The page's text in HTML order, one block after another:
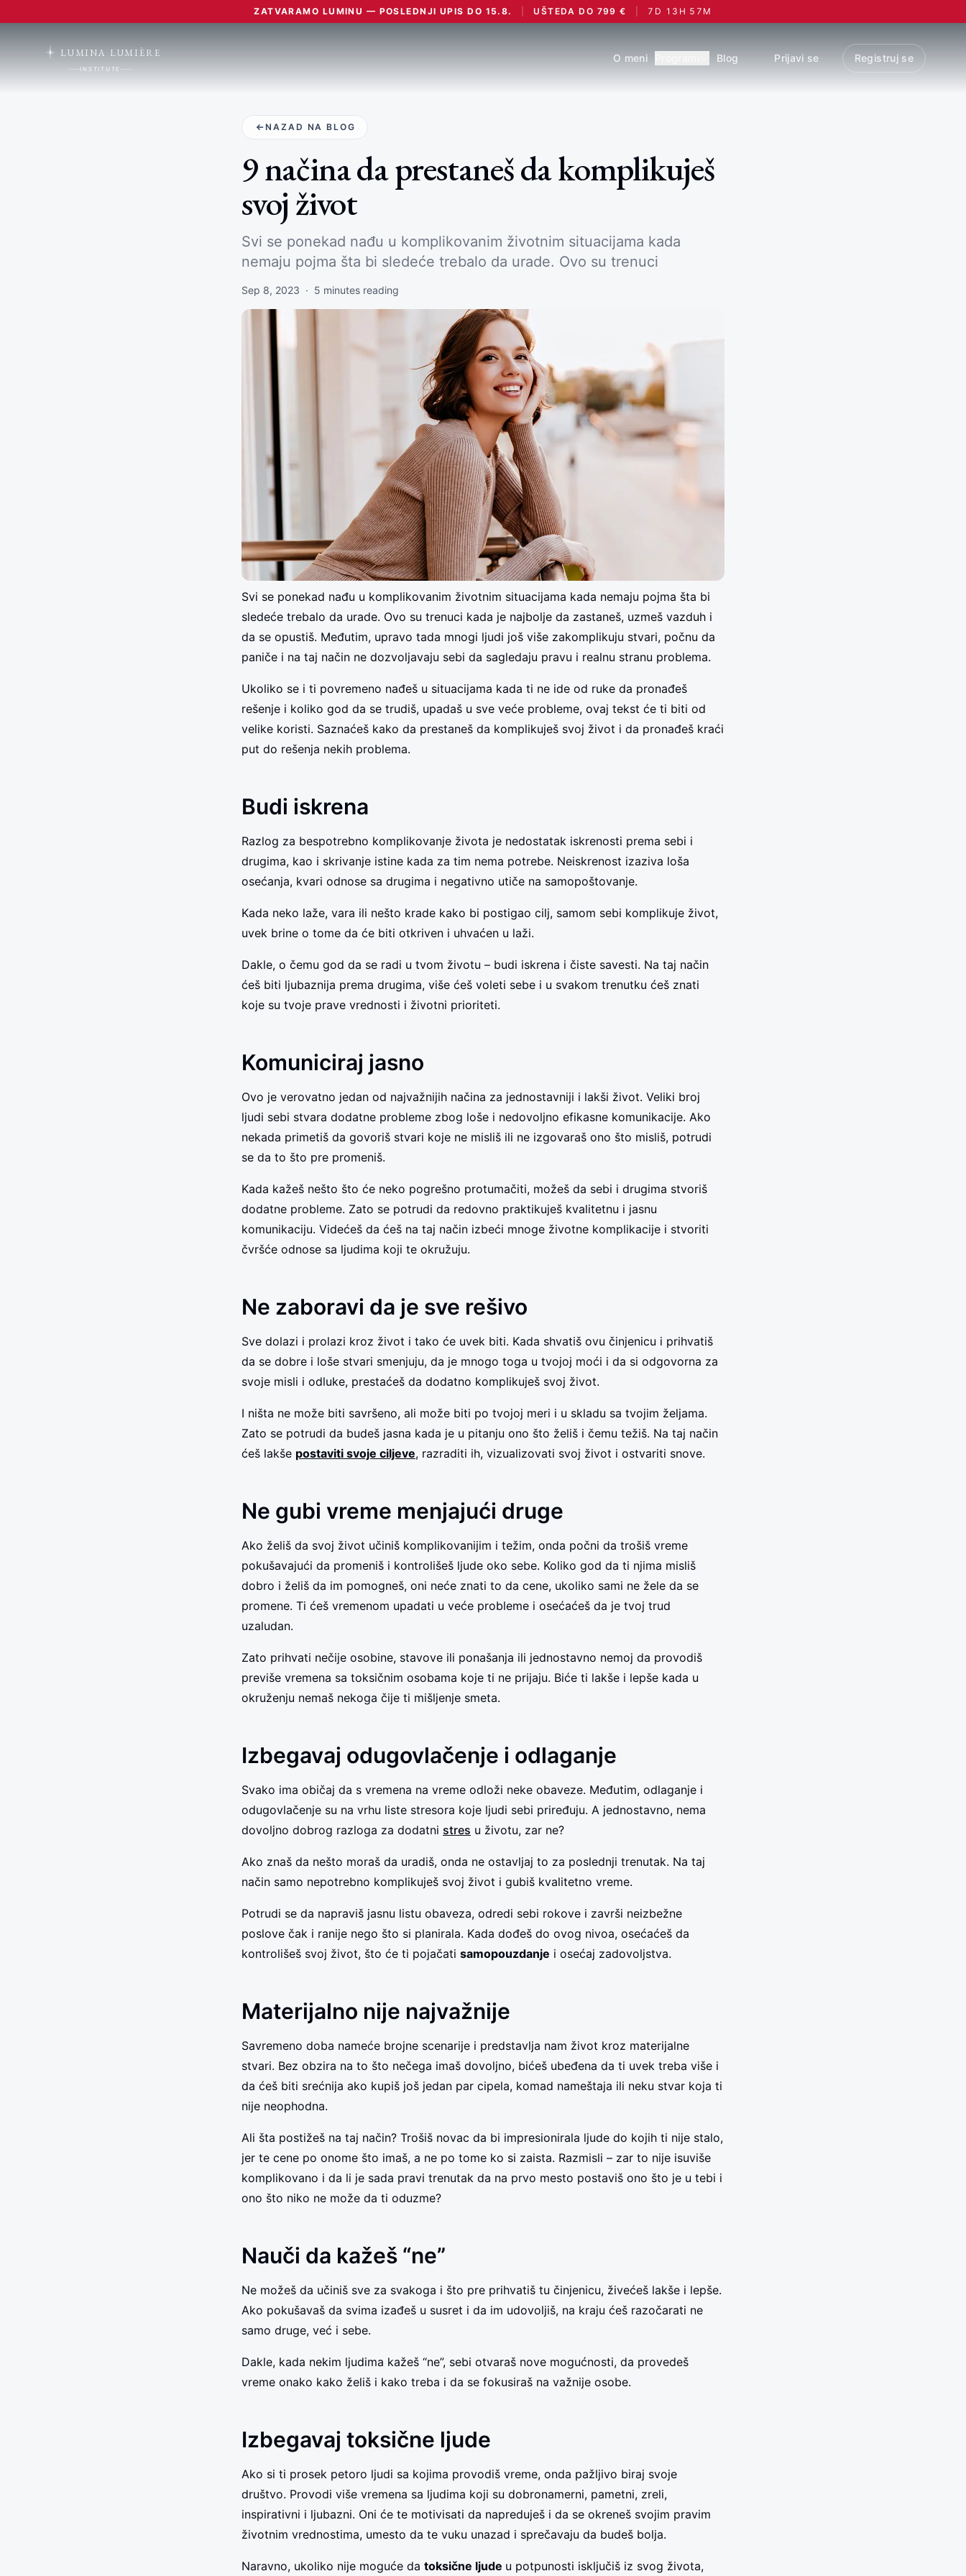
ZATVARAMO LUMINU — POSLEDNJI UPIS DO 15.8. UŠTEDA DO 799 € 7 D 13 H 57 M
LUMINA LUMIÈRE
INSTITUTE
O meni Blog Prijavi se Registruj se
NAZAD NA BLOG
9 načina da prestaneš da komplikuješ
svoj život
Svi se ponekad nađu u komplikovanim životnim situacijama kada
nemaju pojma šta bi sledeće trebalo da urade. Ovo su trenuci
Sep 8, 2023 · 5 minutes reading
Svi se ponekad nađu u komplikovanim životnim situacijama kada nemaju pojma šta bi
sledeće trebalo da urade. Ovo su trenuci kada je najbolje da zastaneš, uzmeš vazduh i
da se opustiš. Međutim, upravo tada mnogi ljudi još više zakomplikuju stvari, počnu da
paniče i na taj način ne dozvoljavaju sebi da sagledaju pravu i realnu stranu problema.
Ukoliko se i ti povremeno nađeš u situacijama kada ti ne ide od ruke da pronađeš
rešenje i koliko god da se trudiš, upadaš u sve veće probleme, ovaj tekst će ti biti od
velike koristi. Saznaćeš kako da prestaneš da komplikuješ svoj život i da pronađeš kraći
put do rešenja nekih problema.
Budi iskrena
Razlog za bespotrebno komplikovanje života je nedostatak iskrenosti prema sebi i
drugima, kao i skrivanje istine kada za tim nema potrebe. Neiskrenost izaziva loša
osećanja, kvari odnose sa drugima i negativno utiče na samopoštovanje.
Kada neko laže, vara ili nešto krade kako bi postigao cilj, samom sebi komplikuje život,
uvek brine o tome da će biti otkriven i uhvaćen u laži.
Dakle, o čemu god da se radi u tvom životu – budi iskrena i čiste savesti. Na taj način
ćeš biti ljubaznija prema drugima, više ćeš voleti sebe i u svakom trenutku ćeš znati
koje su tvoje prave vrednosti i životni prioriteti.
Komuniciraj jasno
Ovo je verovatno jedan od najvažnijih načina za jednostavniji i lakši život. Veliki broj
ljudi sebi stvara dodatne probleme zbog loše i nedovoljno efikasne komunikacije. Ako
nekada primetiš da govoriš stvari koje ne misliš ili ne izgovaraš ono što misliš, potrudi
se da to što pre promeniš.
Kada kažeš nešto što će neko pogrešno protumačiti, možeš da sebi i drugima stvoriš
dodatne probleme. Zato se potrudi da redovno praktikuješ kvalitetnu i jasnu
komunikaciju. Videćeš da ćeš na taj način izbeći mnoge životne komplikacije i stvoriti
čvršće odnose sa ljudima koji te okružuju.
Ne zaboravi da je sve rešivo
Sve dolazi i prolazi kroz život i tako će uvek biti. Kada shvatiš ovu činjenicu i prihvatiš
da se dobre i loše stvari smenjuju, da je mnogo toga u tvojoj moći i da si odgovorna za
svoje misli i odluke, prestaćeš da dodatno komplikuješ svoj život.
I ništa ne može biti savršeno, ali može biti po tvojoj meri i u skladu sa tvojim željama.
Zato se potrudi da budeš jasna kada je u pitanju ono što želiš i čemu težiš. Na taj način
ćeš lakše postaviti svoje ciljeve, razraditi ih, vizualizovati svoj život i ostvariti snove.
Ne gubi vreme menjajući druge
Ako želiš da svoj život učiniš komplikovanijim i težim, onda počni da trošiš vreme
pokušavajući da promeniš i kontrolišeš ljude oko sebe. Koliko god da ti njima misliš
dobro i želiš da im pomogneš, oni neće znati to da cene, ukoliko sami ne žele da se
promene. Ti ćeš vremenom upadati u veće probleme i osećaćeš da je tvoj trud
uzaludan.
Zato prihvati nečije osobine, stavove ili ponašanja ili jednostavno nemoj da provodiš
previše vremena sa toksičnim osobama koje ti ne prijaju. Biće ti lakše i lepše kada u
okruženju nemaš nekoga čije ti mišljenje smeta.
Izbegavaj odugovlačenje i odlaganje
Svako ima običaj da s vremena na vreme odloži neke obaveze. Međutim, odlaganje i
odugovlačenje su na vrhu liste stresora koje ljudi sebi priređuju. A jednostavno, nema
dovoljno dobrog razloga za dodatni stres u životu, zar ne?
Ako znaš da nešto moraš da uradiš, onda ne ostavljaj to za poslednji trenutak. Na taj
način samo nepotrebno komplikuješ svoj život i gubiš kvalitetno vreme.
Potrudi se da napraviš jasnu listu obaveza, odredi sebi rokove i završi neizbežne
poslove čak i ranije nego što si planirala. Kada dođeš do ovog nivoa, osećaćeš da
kontrolišeš svoj život, što će ti pojačati samopouzdanje i osećaj zadovoljstva.
Materijalno nije najvažnije
Savremeno doba nameće brojne scenarije i predstavlja nam život kroz materijalne
stvari. Bez obzira na to što nečega imaš dovoljno, bićeš ubeđena da ti uvek treba više i
da ćeš biti srećnija ako kupiš još jedan par cipela, komad nameštaja ili neku stvar koja ti
nije neophodna.
Ali šta postižeš na taj način? Trošiš novac da bi impresionirala ljude do kojih ti nije stalo,
jer te cene po onome što imaš, a ne po tome ko si zaista. Razmisli – zar to nije isuviše
komplikovano i da li je sada pravi trenutak da na prvo mesto postaviš ono što je u tebi i
ono što niko ne može da ti oduzme?
Nauči da kažeš “ne”
Ne možeš da učiniš sve za svakoga i što pre prihvatiš tu činjenicu, živećeš lakše i lepše.
Ako pokušavaš da svima izađeš u susret i da im udovoljiš, na kraju ćeš razočarati ne
samo druge, već i sebe.
Dakle, kada nekim ljudima kažeš “ne”, sebi otvaraš nove mogućnosti, da provedeš
vreme onako kako želiš i kako treba i da se fokusiraš na važnije osobe.
Izbegavaj toksične ljude
Ako si ti prosek petoro ljudi sa kojima provodiš vreme, onda pažljivo biraj svoje
društvo. Provodi više vremena sa ljudima koji su dobronamerni, pametni, zreli,
inspirativni i ljubazni. Oni će te motivisati da napreduješ i da se okreneš svojim pravim
životnim vrednostima, umesto da te vuku unazad i sprečavaju da budeš bolja.
Naravno, ukoliko nije moguće da toksične ljude u potpunosti isključiš iz svog života,